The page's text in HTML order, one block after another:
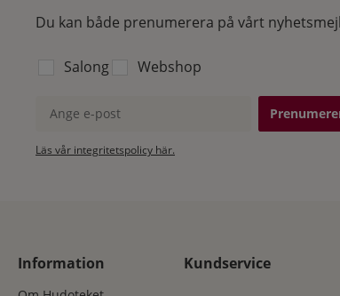
Du kan både prenumerera på vårt
Välj vilken lista du vill prenumerera på:
Salong
Webshop
Ange e-post
Läs vår integritetspolicy här.
Information Kundservice